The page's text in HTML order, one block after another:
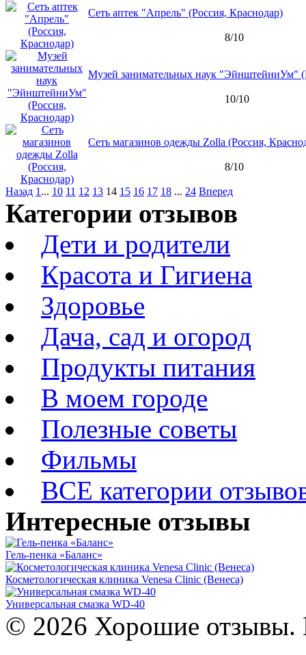
Сеть аптек "Апрель" (Россия, Краснодар)
8/10
Музей занимательных наук "ЭйнштейниУм"
10/10
Сеть магазинов одежды Zolla (Россия,
8/10
Назад 1 ... 10 11 12 13 14 15 16 17 18 ... 24 Вперед
Категории отзывов
Дети и родители
Красота и Гигиена
Здоровье
Дача, сад и огород
Продукты питания
В моем городе
Полезные советы
Фильмы
ВСЕ категории
Интересные отзывы
Гель-пенка «Баланс»
Косметологическая клиника Venesa Clinic (Венеса)
Универсальная смазка WD-40
© 2026 Хорошие отзывы.